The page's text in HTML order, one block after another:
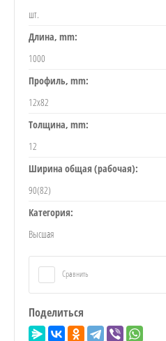
шт.
Длина, mm:
1000
Профиль, mm:
12х82
Толщина, mm:
12
Ширина общая (рабочая):
90(82)
Категория:
Высшая
Сравнить
Поделиться